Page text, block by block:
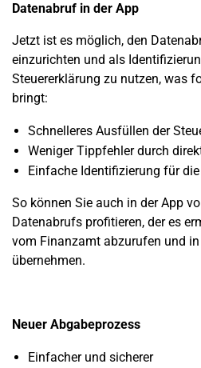
Datenabruf in der App
Jetzt ist es möglich, den
einzurichten und als
Steuererklärung zu nutzen, was
bringt:
Schnelleres Ausfüllen der
Weniger Tippfehler durch
Einfache Identifizierung für
So können Sie auch in der App
Datenabrufs profitieren, der es
vom Finanzamt abzurufen und
übernehmen.
Neuer Abgabeprozess
Einfacher und sicherer